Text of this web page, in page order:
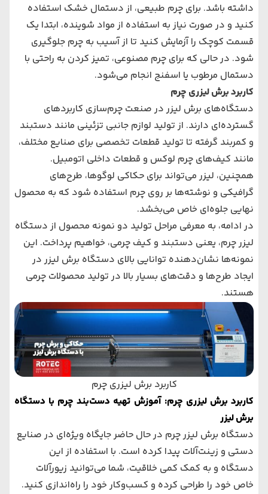
داشته باشد. برای چرم طبیعی، از دستمال خشک استفاده
کنید و در صورت نیاز به استفاده از مواد شوینده، ابتدا یک
قسمت کوچک را آزمایش کنید تا از آسیب به چرم جلوگیری
شود. در حالی که برای چرم مصنوعی، تمیز کردن به راحتی با
دستمال مرطوب یا اسفنج انجام می‌شود.
کاربرد برش لیزری چرم
دستگاه‌های برش لیزر در صنعت چرم‌سازی کاربردهای
گسترده‌ای دارند. از تولید لوازم جانبی تزئینی مانند دستبند
و کمربند گرفته تا تولید قطعات تخصصی برای صنایع مختلف،
مانند کیف‌های چرم لوکس و قطعات داخلی اتومبیل.
همچنین، لیزر می‌تواند برای حکاکی لوگوها، طرح‌های
گرافیکی و نوشته‌ها بر روی چرم استفاده شود که به محصول
نهایی جلوه‌ای خاص می‌بخشد.
در ادامه، به معرفی مراحل تولید دو نمونه محصول از دستگاه
لیزر چرم، یعنی دستبند و کیف چرمی، خواهیم پرداخت. این
نمونه‌ها نشان‌دهنده توانایی بالای دستگاه برش لیزر در
ایجاد طرح‌ها و دقت‌های بسیار بالا در تولید محصولات چرمی
هستند.
کاربرد برش لیزری چرم
کاربرد برش لیزری چرم: آموزش تهیه دست‌بند چرم با دستگاه
برش لیزر
دستگاه برش لیزر چرم در حال حاضر جایگاه ویژه‌ای در صنایع
دستی و زینت‌آلات پیدا کرده است. با استفاده از این
دستگاه و به کمک کمی خلاقیت، شما می‌توانید زیورآلات
خاص خود را طراحی کرده و کسب‌وکار خود را راه‌اندازی کنید.